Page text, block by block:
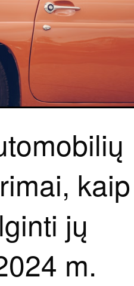
kaip
jų
m.